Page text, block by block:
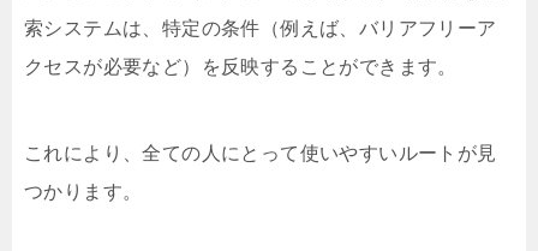
索システムは、特定の条件（例えば、バリアフリーア
クセスが必要など）を反映することができます。
これにより、全ての人にとって使いやすいルートが見
つかります。